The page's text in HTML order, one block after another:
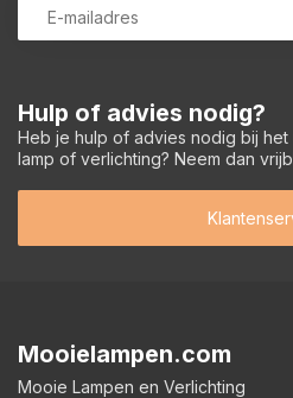
Hulp of advies nodig?
Heb je hulp of advies nodig bij
lamp of verlichting? Neem dan
Mooielampen.com
Mooie Lampen en Verlichting